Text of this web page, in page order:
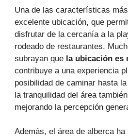
Una de las características
excelente ubicación, que
disfrutar de la cercanía a la
rodeado de restaurantes.
subrayan que la ubicación es
contribuye a una experiencia
posibilidad de caminar hasta
la tranquilidad del área
mejorando la percepción
Además, el área de alberca